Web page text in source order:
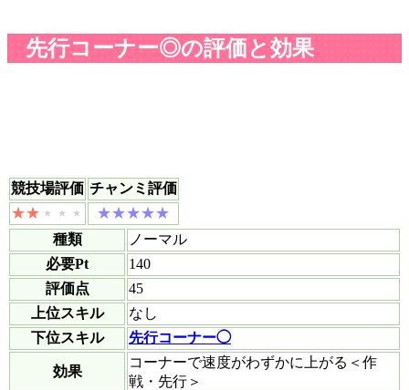
先行コーナー◎の評価と効果
競技場評価 チャンミ評価
種類
ノーマル
必要Pt
140
評価点
45
上位スキル
なし
下位スキル
先行コーナー◯
効果
コーナーで速度がわずかに上がる＜作
戦・先行＞